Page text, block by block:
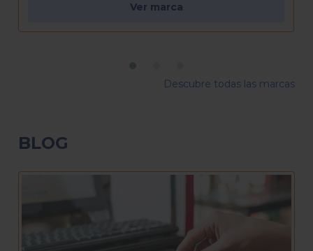
Ver marca
Descubre todas las marcas
BLOG